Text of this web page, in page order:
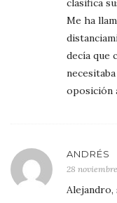
clasifica
Me ha
decía que
oposición
ANDRÉS
28
Alejandro,